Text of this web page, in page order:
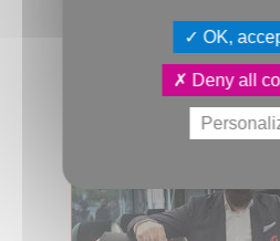
Cirque Jules Verne
JDA
Maison du théâtre
OK,
Deny all